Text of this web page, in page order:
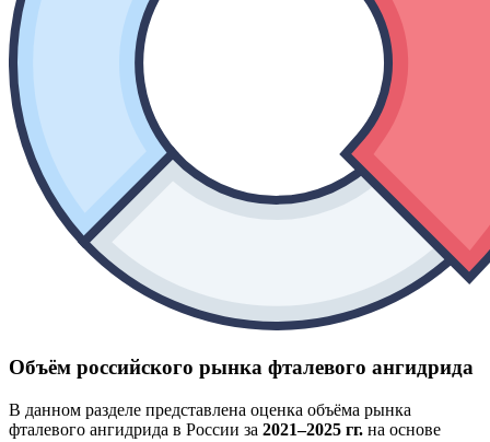
Объём российского рынка фталевого ангидрида
В данном разделе представлена оценка объёма рынка
фталевого ангидрида в России за 2021–2025 гг. на основе